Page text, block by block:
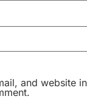
and website